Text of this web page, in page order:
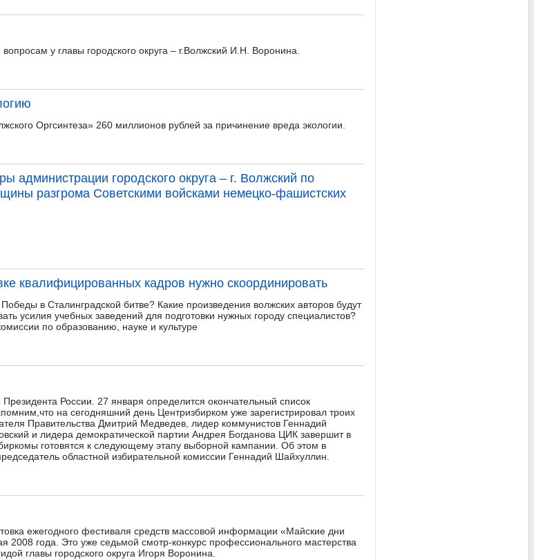
у главы городского округа – г.Волжский И.Н. Воронина.
Оргсинтеза» 260 миллионов рублей за причинение вреда экологии.
администрации городского округа – г. Волжский по
разгрома Советскими войсками немецко-фашистских
квалифицированных кадров нужно скоординировать
в Сталинградской битве? Какие произведения волжских авторов будут
усилия учебных заведений для подготовки нужных городу специалистов?
по образованию, науке и культуре
России. 27 января определится окончательный список
на сегодняшний день Центризбирком уже зарегистрировал троих
Правительства Дмитрий Медведев, лидер коммунистов Геннадий
и лидера демократической партии Андрея Богданова ЦИК завершит в
готовятся к следующему этапу выборной кампании. Об этом в
областной избирательной комиссии Геннадий Шайхуллин.
ежегодного фестиваля средств массовой информации «Майские дни
2008 года. Это уже седьмой смотр-конкурс профессионального мастерства
главы городского округа Игоря Воронина.